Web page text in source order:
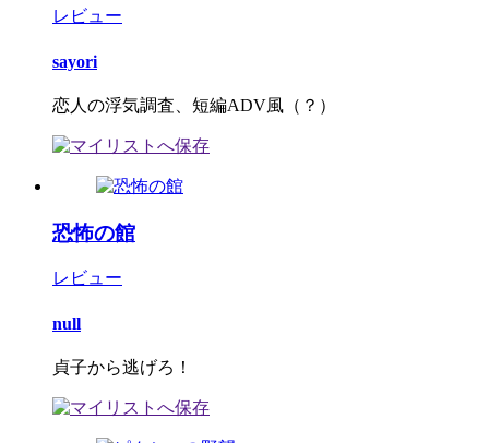
レビュー
sayori
恋人の浮気調査、短編ADV風（？）
恐怖の館
レビュー
null
貞子から逃げろ！